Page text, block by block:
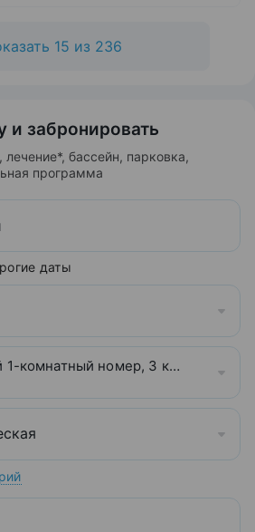
15 из 236
и забронировать
бассейн, парковка,
программа
даты
комнатный номер, 3 категории